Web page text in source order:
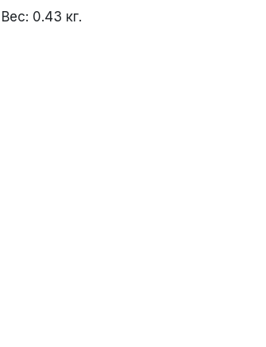
Вес: 0.43 кг.